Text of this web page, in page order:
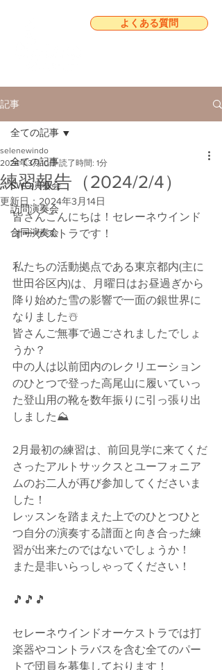
よくある質問
記事
全ての記事
SWO演奏会
訪問演奏会
合同演奏会
全ての記事
練習報告（2024/2/4）
selenewindo
2024年3月10日 読了時間: 1分
更新日： 2024年3月14日
皆さんこんにちは！セレーネウインド
オーケストラです！
私たちの活動拠点である東京都内(主に
世田谷区内)は、月曜日はお昼過ぎから
降り始めた雪の影響で一面の銀世界に
なりました☃️
皆さんご無事で過ごされましたでしょ
うか？
中の人は以前団内のレクリエーション
のひとつで登った高尾山に履いていっ
た登山用の靴を数年振りに引っ張り出
しました⛰️
2月最初の練習は、前回見学に来てくだ
さったアルトサックスとユーフォニア
ムのお二人が再び参加してくださいま
した！
レッスンを踏まえた上でのひとつひと
つ自分の演奏する譜面と向き合った練
習が出来たのではないでしょうか！
また是非いらっしゃってください！
🎵🎵🎵
セレーネウインドオーケストラでは打
楽器やコントラバスを含む全てのパー
トで団員を募集しております！